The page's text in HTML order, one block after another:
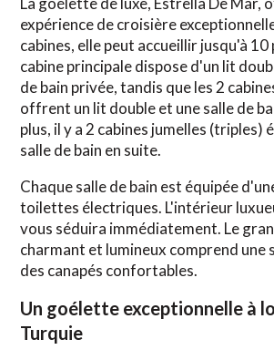
expérience de croisière
cabines, elle peut accueillir jusqu'à 10
cabine principale dispose d'un lit
de bain privée, tandis que les 2
offrent un lit double et une salle de
plus, il y a 2 cabines jumelles (triples)
salle de bain en suite.
Chaque salle de bain est équipée
toilettes électriques. L'intérieur
vous séduira immédiatement. Le
charmant et lumineux comprend une
des canapés confortables.
Un goélette exceptionnelle à
Turquie